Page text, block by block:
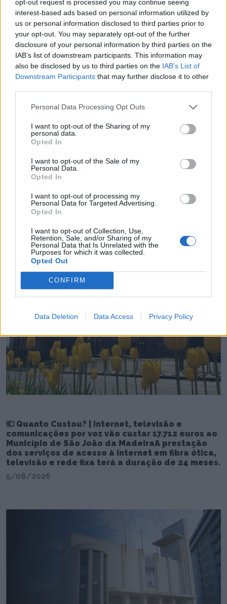
opt-out request is processed you may continue seeing
interest-based ads based on personal information utilized by
us or personal information disclosed to third parties prior to
your opt-out. You may separately opt-out of the further
disclosure of your personal information by third parties on the
IAB’s list of downstream participants. This information may
also be disclosed by us to third parties on the IAB’s List of
Downstream Participants that may further disclose it to other
Personal Data Processing Opt Outs
I want to opt-out of the Sharing of my
personal data.
Opted In
I want to opt-out of the Sale of my
Personal Data.
Opted In
I want to opt-out of processing my
Personal Data for Targeted Advertising.
Opted In
I want to opt-out of Collection, Use,
Retention, Sale, and/or Sharing of my
Personal Data that Is Unrelated with the
Purposes for which it was collected.
Opted Out
CONFIRM
Data Deletion Data Access Privacy Policy
Receita anual de € 24 mil da Torre da Oliva
provisória
5/08/2026
💶 Quanto Custou? | Internet, televisão e
comunicações por voz vão custar 17.712 euros ao
Município de São João da MadeiraA prestação
dos serviços de acesso à internet em fibra ótica,
televisão e rede fixa terá a duração de 24 meses.
5/08/2026